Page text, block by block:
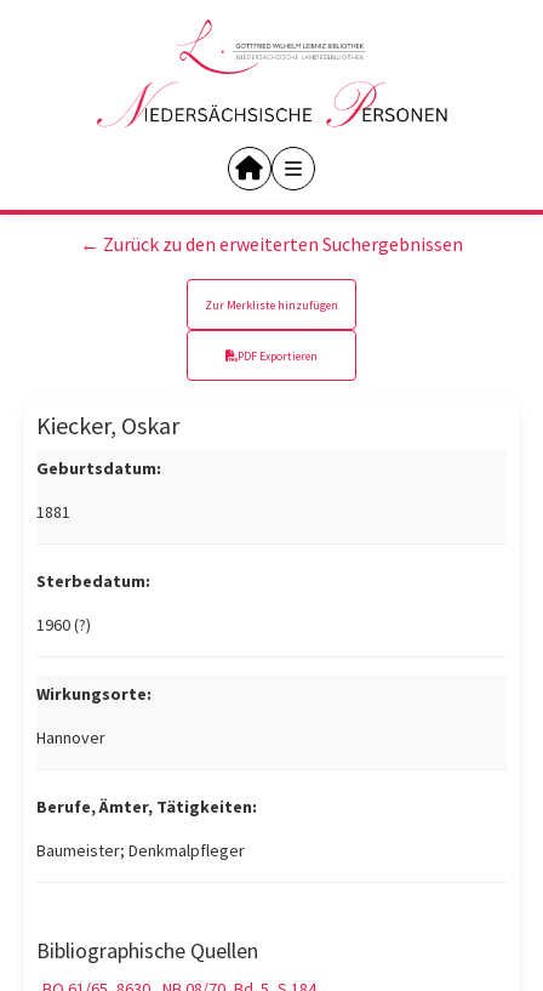
← Zurück zu den erweiterten Suchergebnissen
Zur Merkliste hinzufügen
PDF Exportieren
Kiecker, Oskar
Geburtsdatum:
1881
Sterbedatum:
1960 (?)
Wirkungsorte:
Hannover
Berufe, Ämter, Tätigkeiten:
Baumeister; Denkmalpfleger
Bibliographische Quellen